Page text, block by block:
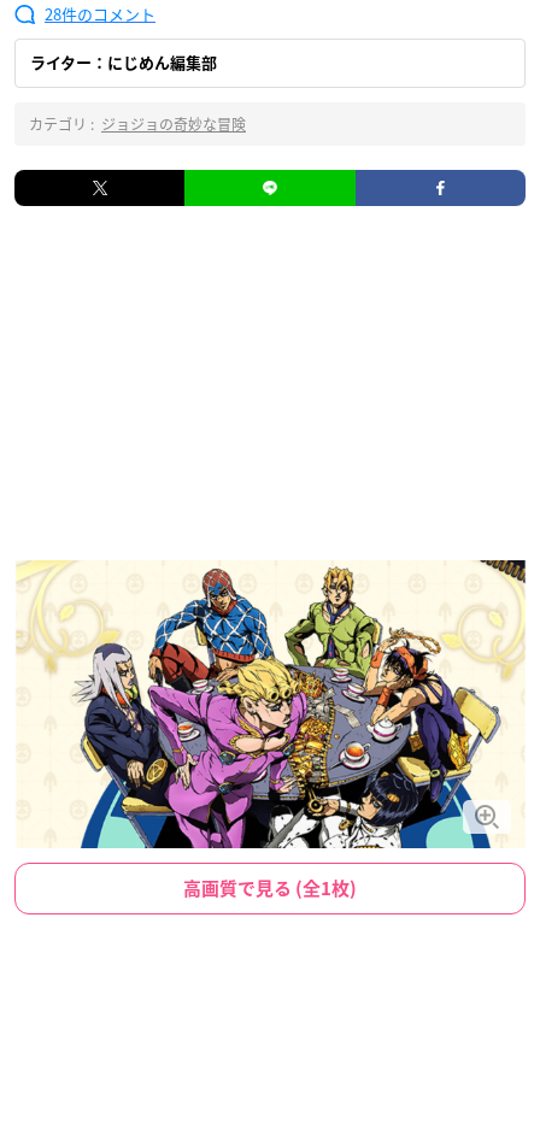
28
ライター：にじめん編集部
カテゴリ : ジョジョの奇妙な冒険
高画質で見る (全1枚)